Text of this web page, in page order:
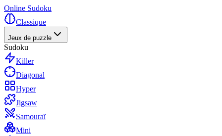
Online Sudoku
Classique
Jeux de puzzle
Sudoku
Killer
Diagonal
Hyper
Jigsaw
Samouraï
Mini